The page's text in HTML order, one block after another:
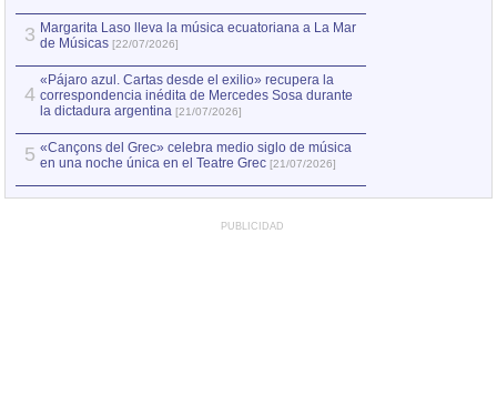
3 Margarita Laso lleva la música ecuatoriana a La Mar
de Músicas [22/07/2026]
4
«Pájaro azul. Cartas desde el exilio» recupera la
correspondencia inédita de Mercedes Sosa durante
la dictadura argentina [21/07/2026]
5 «Cançons del Grec» celebra medio siglo de música
en una noche única en el Teatre Grec [21/07/2026]
PUBLICIDAD